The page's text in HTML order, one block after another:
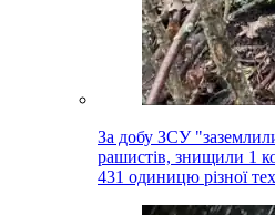
За добу ЗСУ
рашистів, знищили 1
431 одиницю різної